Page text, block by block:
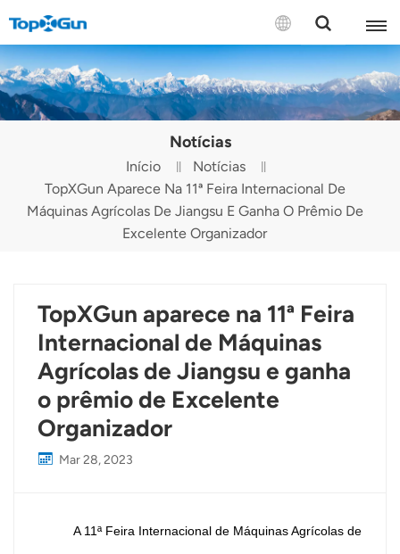
CONTATE-NOS
English
Español
Русский
Português(Portugal)
Türkçe
Tiếng Việt
Notícias
Início
Notícias
TopXGun Aparece Na 11ª Feira Internacional De
Máquinas Agrícolas De Jiangsu E Ganha O Prêmio De
Excelente Organizador
TopXGun aparece na 11ª Feira
Internacional de Máquinas
Agrícolas de Jiangsu e ganha
o prêmio de Excelente
Organizador
Mar 28, 2023
A 11ª Feira Internacional de Máquinas Agrícolas de